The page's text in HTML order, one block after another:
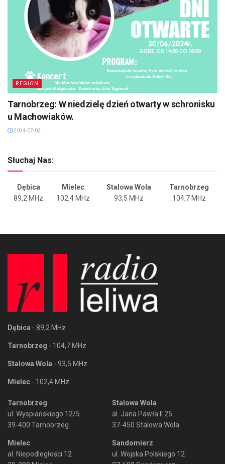
REGION
Tarnobrzeg: W niedzielę dzień otwarty w schronisku
u Machowiaków.
2024-07-02
Słuchaj Nas:
Dębica Mielec Stalowa Wola
Tarnobrzeg
89,2 MHz
102,4 MHz 93,5 MHz 104,7 MHz
Dębica - 89,2 MHz
Tarnobrzeg - 104,7 MHz
Stalowa Wola - 93,5 MHz
Mielec - 102,4 MHz
Tarnobrzeg
ul. Wyspiańskiego 12/5
39-400 Tarnobrzeg
Mielec
al. Niepodległości 12
Stalowa Wola
al. Jana Pawła II 25
37-450 Stalowa Wola
Sandomierz
ul. Wojska Polskiego 12